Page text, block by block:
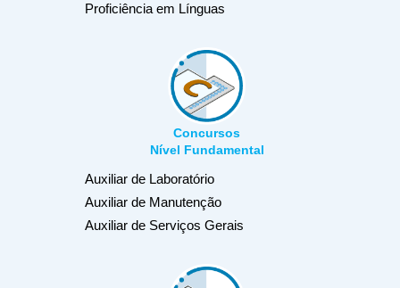
Proficiência em Línguas
Concursos
Nível Fundamental
Auxiliar de Laboratório
Auxiliar de Manutenção
Auxiliar de Serviços Gerais